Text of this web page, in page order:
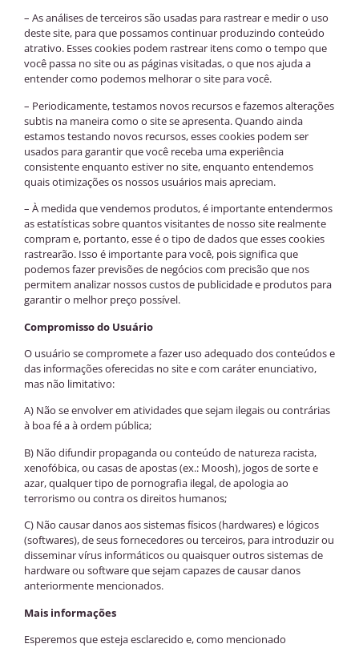
– As análises de terceiros são usadas para rastrear e medir o uso
deste site, para que possamos continuar produzindo conteúdo
atrativo. Esses cookies podem rastrear itens como o tempo que
você passa no site ou as páginas visitadas, o que nos ajuda a
entender como podemos melhorar o site para você.
– Periodicamente, testamos novos recursos e fazemos alterações
subtis na maneira como o site se apresenta. Quando ainda
estamos testando novos recursos, esses cookies podem ser
usados para garantir que você receba uma experiência
consistente enquanto estiver no site, enquanto entendemos
quais otimizações os nossos usuários mais apreciam.
– À medida que vendemos produtos, é importante entendermos
as estatísticas sobre quantos visitantes de nosso site realmente
compram e, portanto, esse é o tipo de dados que esses cookies
rastrearão. Isso é importante para você, pois significa que
podemos fazer previsões de negócios com precisão que nos
permitem analizar nossos custos de publicidade e produtos para
garantir o melhor preço possível.
Compromisso do Usuário
O usuário se compromete a fazer uso adequado dos conteúdos e
das informações oferecidas no site e com caráter enunciativo,
mas não limitativo:
A) Não se envolver em atividades que sejam ilegais ou contrárias
à boa fé a à ordem pública;
B) Não difundir propaganda ou conteúdo de natureza racista,
xenofóbica, ou casas de apostas (ex.: Moosh), jogos de sorte e
azar, qualquer tipo de pornografia ilegal, de apologia ao
terrorismo ou contra os direitos humanos;
C) Não causar danos aos sistemas físicos (hardwares) e lógicos
(softwares), de seus fornecedores ou terceiros, para introduzir ou
disseminar vírus informáticos ou quaisquer outros sistemas de
hardware ou software que sejam capazes de causar danos
anteriormente mencionados.
Mais informações
Esperemos que esteja esclarecido e, como mencionado